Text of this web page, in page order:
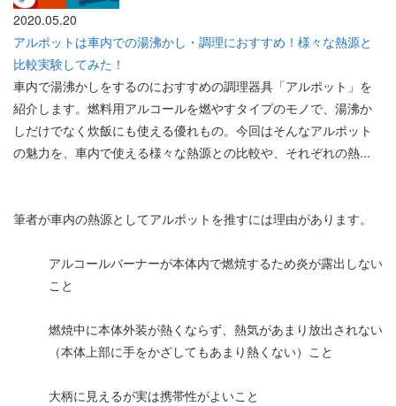
2020.05.20
アルポットは車内での湯沸かし・調理におすすめ！様々な熱源と
比較実験してみた！
車内で湯沸かしをするのにおすすめの調理器具「アルポット」を
紹介します。燃料用アルコールを燃やすタイプのモノで、湯沸か
しだけでなく炊飯にも使える優れもの。今回はそんなアルポット
の魅力を、車内で使える様々な熱源との比較や、それぞれの熱...
筆者が車内の熱源としてアルポットを推すには理由があります。
アルコールバーナーが本体内で燃焼するため炎が露出しない
こと
燃焼中に本体外装が熱くならず、熱気があまり放出されない
（本体上部に手をかざしてもあまり熱くない）こと
大柄に見えるが実は携帯性がよいこと